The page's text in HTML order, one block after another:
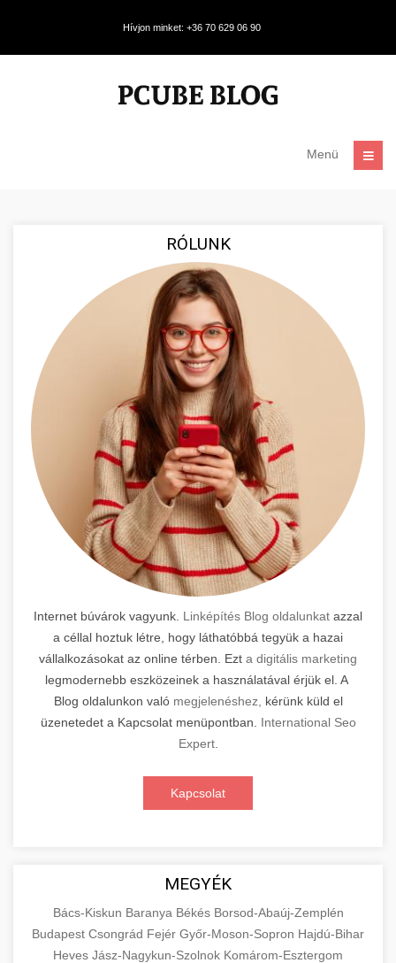
Hívjon minket: +36 70 629 06 90
Menü
RÓLUNK
Internet búvárok vagyunk. Linképítés Blog oldalunkat azzal
a céllal hoztuk létre, hogy láthatóbbá tegyük a hazai
vállalkozásokat az online térben. Ezt a digitális marketing
legmodernebb eszközeinek a használatával érjük el. A
Blog oldalunkon való megjelenéshez,
kérünk küld el
üzenetedet a Kapcsolat menüpontban. International Seo
Expert.
Kapcsolat
MEGYÉK
Bács-Kiskun Baranya Békés Borsod-Abaúj-Zemplén
Budapest Csongrád Fejér Győr-Moson-Sopron Hajdú-Bihar
Heves Jász-Nagykun-Szolnok Komárom-Esztergom